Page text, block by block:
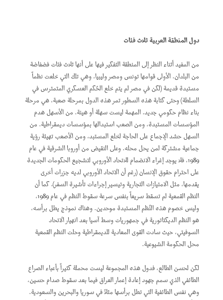
دول المنطقة العربية ثلاث فئات
من المفيد أثناء النظر إلى المنطقة التفكير فيها على أنها ثلاث فئات فضفاضة
من البلدان. الأولى قوامها تونس ومصر وليبيا، وهي تلك التي خلعت نظماً
مستبدة قديمة (لكن في مصر لم يتم خلع الحُكم العسكري المتمترس في
السلطة) وحتى كتابة هذه السطور تمر هذه الدول بمرحلة صعبة، هي مرحلة
بناء نظام حكومي جديد. المهمة ليست سهلة أو هينة. من الأسهل هدم
المؤسسات المستبدة، ومن الصعب استبدالها بمؤسسات ديمقراطية. من
السهل حشد الإجماع على الحاجة لخلع المستبد، ومن الأصعب تهيئة رؤية
جماعية مشتركة لمن يحل محله. وعلى النقيض من أوروبا الشرقية في عام
1989، فلا يوجد إغراء الانضمام للاتحاد الأوروبي لتشجيع الحكومات الجديدة
على احترام حقوق الإنسان (رغم أن الاتحاد الأوروبي لديه جزرات أخرى
يقدمها، مثل الامتيازات التجارية وتيسير إجراءات تأشيرة السفر). كما أن
النظم القمعية لم تسقط سريعاً بنفس سرعة سقوط النظم في عام 1989،
وليس خصوم هذه النُظم المستبدة موحدين. وهناك نموذج يطل برأسه،
هو النظم الديكتاتورية في جمهوريات وسط آسيا بعد انهيار الاتحاد
السوفيتي، حيث سادت القوى المعادية للديمقراطية وحلت النظم القمعية
محل الحكومة الشيوعية.
لكن لحسن الطالع، فدول هذه المجموعة ليست محملة كثيراً بأعباء الصراع
الطائفي الذي سمم جهود إعادة إعمار العراق فيما بعد سقوط صدام حسين،
وهي نفس الطائفية التي تطل برأسها مثلاً في سوريا والبحرين والسعودية.